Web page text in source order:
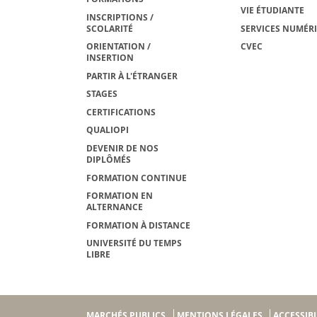
INSCRIPTIONS /
SCOLARITÉ
ORIENTATION /
INSERTION
PARTIR À L'ÉTRANGER
STAGES
CERTIFICATIONS
QUALIOPI
DEVENIR DE NOS
DIPLÔMÉS
FORMATION CONTINUE
FORMATION EN
ALTERNANCE
FORMATION À DISTANCE
UNIVERSITÉ DU TEMPS
LIBRE
VIE ÉTUDIANTE
SERVICES
CVEC